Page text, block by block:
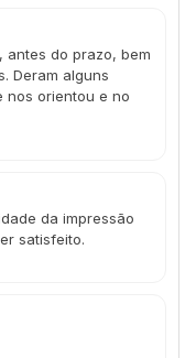
antes do prazo, bem
Deram alguns
nos orientou e no
da impressão
satisfeito.